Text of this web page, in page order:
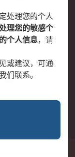
处
号
处理您的个人
理您的敏感个
个人信息，请
或建议，可通
们联系。